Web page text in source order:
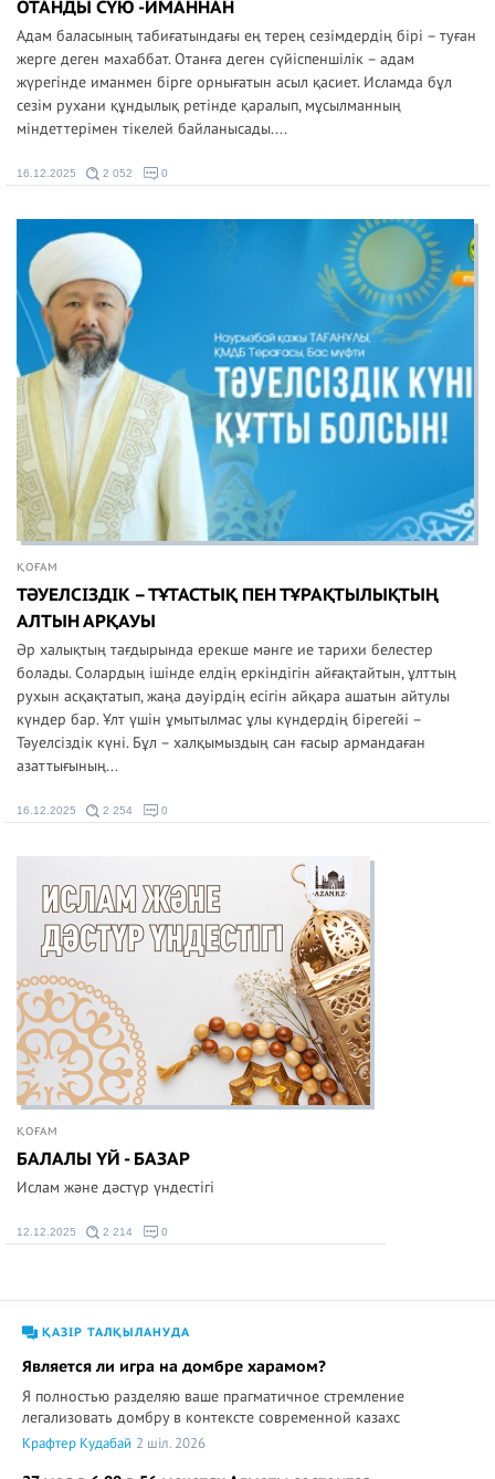
ОТАНДЫ СҮЮ -ИМАННАН
Адам баласының табиғатындағы ең терең сезімдердің бірі – туған
жерге деген махаббат. Отанға деген сүйіспеншілік – адам
жүрегінде иманмен бірге орнығатын асыл қасиет. Исламда бұл
сезім рухани құндылық ретінде қаралып, мұсылманның
міндеттерімен тікелей байланысады....
16.12.2025 2 052 0
ҚОҒАМ
ТӘУЕЛСІЗДІК – ТҰТАСТЫҚ ПЕН ТҰРАҚТЫЛЫҚТЫҢ
АЛТЫН АРҚАУЫ
Әр халықтың тағдырында ерекше мәнге ие тарихи белестер
болады. Солардың ішінде елдің еркіндігін айғақтайтын, ұлттың
рухын асқақтатып, жаңа дәуірдің есігін айқара ашатын айтулы
күндер бар. Ұлт үшін ұмытылмас ұлы күндердің бірегейі –
Тәуелсіздік күні. Бұл – халқымыздың сан ғасыр армандаған
азаттығының...
16.12.2025 2 254 0
ҚОҒАМ
БАЛАЛЫ ҮЙ - БАЗАР
Ислам және дәстүр үндестігі
12.12.2025 2 214 0
ҚАЗІР ТАЛҚЫЛАНУДА
Является ли игра на домбре харамом?
Я полностью разделяю ваше прагматичное стремление
легализовать домбру в контексте современной казахс
Крафтер Кудабай 2 шіл. 2026